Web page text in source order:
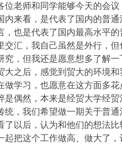
位老师和同学能够今天的会
内来看，是代表了国内的普
，也是代表了国内最高水平
交汇，我自己虽然是外行，
究，但我还是愿意想多了解
大之后，感觉到贸大的环境
做学习，也愿意在这方面多花
是偶然，本来是经贸大学经
统，我们希望做一期关于普
了以后，认为和他们的想法
起把这个工作做高、做大了